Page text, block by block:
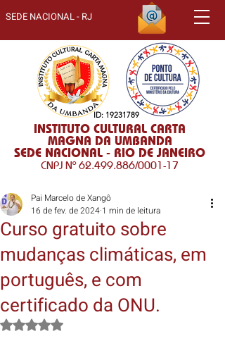
SEDE NACIONAL - RJ
INSTITUTO CULTURAL CARTA
MAGNA DA UMBANDA
SEDE NACIONAL - RIO DE JANEIRO
CNPJ Nº62.499.886/0001-17
ID: 19231789
Curso gratuito sobre
mudanças climáticas, em
português, e com
certificado da ONU.
Pai Marcelo de Xangô
16 de fev. de 2024 1 min de leitura
Avaliado com NaN de 5 estrelas.